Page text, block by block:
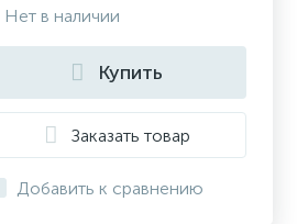
Нет в наличии
Купить
Заказать товар
Добавить к сравнению